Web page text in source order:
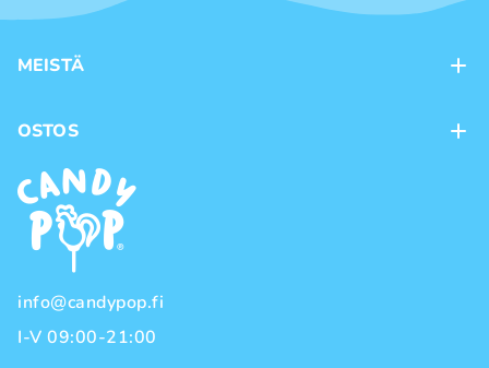
MEISTÄ
Kanta-asiakasohjelma
Tuotemerkit
OSTOS
Maksutavat
Toimitustavat
Käyttöehdot
Tietosuojakäytäntö
info@candypop.fi
I-V 09:00-21:00